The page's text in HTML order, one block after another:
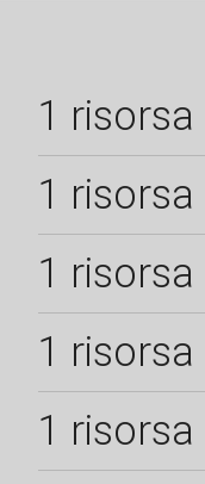
1 risorsa
1 risorsa
1 risorsa
1 risorsa
1 risorsa